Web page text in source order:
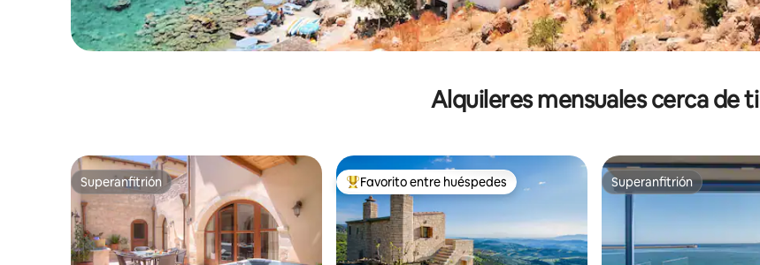
Alquileres mensuales cerca de ti
Superanfitrión
Superanfitrión Favorito entre huéspedes preferido
Favorito entre huéspedes Superanfitrión
Superanfitrión